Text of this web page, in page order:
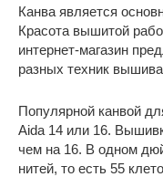
Канва является
Красота вышитой
интернет-магазин
разных техник
Популярной канвой
Aida 14 или 16.
чем на 16. В одном
нитей, то есть 55